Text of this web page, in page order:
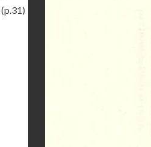
(p.31)